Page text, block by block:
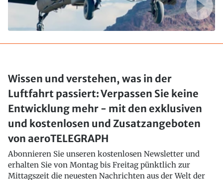
Wissen und verstehen, was in der
Luftfahrt passiert: Verpassen Sie keine
Entwicklung mehr - mit den exklusiven
und kostenlosen und Zusatzangeboten
von aeroTELEGRAPH
Abonnieren Sie unseren kostenlosen Newsletter und
erhalten Sie von Montag bis Freitag pünktlich zur
Mittagszeit die neuesten Nachrichten aus der Welt der